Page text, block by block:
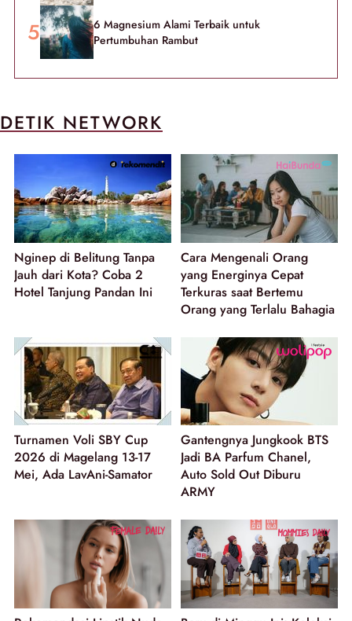
6 Magnesium Alami Terbaik untuk
Pertumbuhan Rambut
DETIK NETWORK
Nginep di Belitung Tanpa
Jauh dari Kota? Coba 2
Hotel Tanjung Pandan Ini
Cara Mengenali Orang
yang Energinya Cepat
Terkuras saat Bertemu
Orang yang Terlalu Bahagia
Turnamen Voli SBY Cup
2026 di Magelang 13-17
Mei, Ada LavAni-Samator
Gantengnya Jungkook BTS
Jadi BA Parfum Chanel,
Auto Sold Out Diburu
ARMY